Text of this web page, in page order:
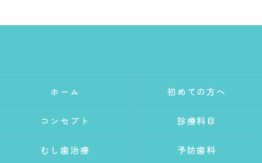
ホーム 初めての方へ
コンセプト 診療科目
むし歯治療 予防歯科